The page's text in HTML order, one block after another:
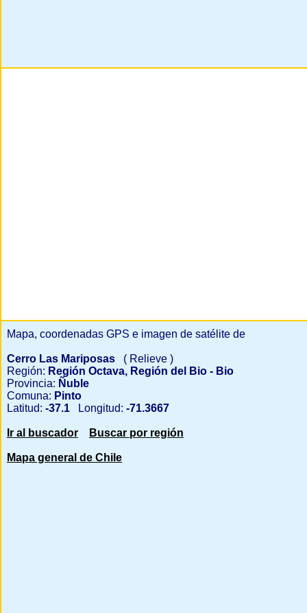
Mapa, coordenadas GPS e imagen de satélite de
Cerro Las Mariposas
( Relieve )
Región: Región Octava, Región del Bio - Bio
Provincia: Ñuble
Comuna: Pinto
Latitud: -37.1 Longitud: -71.3667
Ir al buscador Buscar por región
Mapa general de Chile